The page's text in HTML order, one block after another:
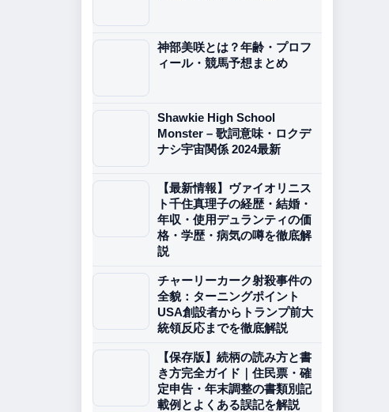
神部美咲とは？年齢・プロフ
ィール・競馬予想まとめ
Shawkie High School
Monster – 歌詞意味・ロクデ
ナシ宇宙関係 2024最新
【最新情報】ヴァイオリニス
ト千住真理子の経歴・結婚・
年収・使用デュランティの価
格・学歴・病気の噂を徹底解
説
チャーリーカーク射殺事件の
全貌：ターニングポイント
USA創設者からトランプ前大
統領反応までを徹底解説
【保存版】続柄の読み方と書
き方完全ガイド｜住民票・確
定申告・年末調整の書類別記
載例とよくある誤記を解説